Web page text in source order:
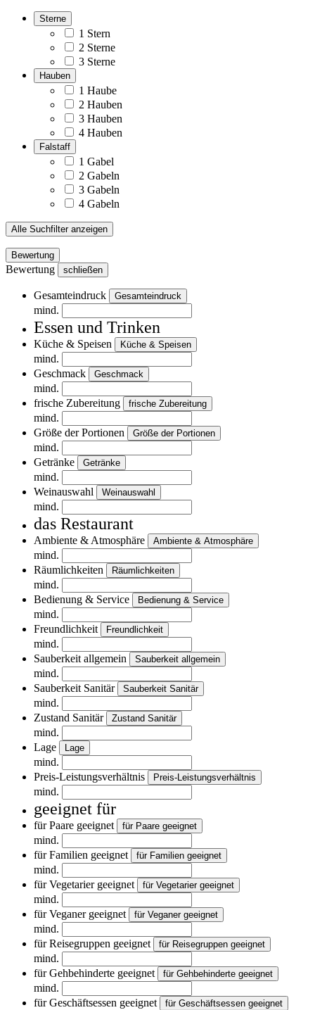
Sterne
1 Stern
2 Sterne
3 Sterne
Hauben
1 Haube
2 Hauben
3 Hauben
4 Hauben
Falstaff
1 Gabel
2 Gabeln
3 Gabeln
4 Gabeln
Alle Suchfilter anzeigen
Bewertung
Bewertung schließen
Gesamteindruck Gesamteindruck
mind.
Essen und Trinken
Küche & Speisen Küche & Speisen
mind.
Geschmack
Geschmack
mind.
frische Zubereitung
frische Zubereitung
mind.
Größe der Portionen
Größe der Portionen
mind.
Getränke
Getränke
mind.
Weinauswahl
Weinauswahl
mind.
das Restaurant
Ambiente & Atmosphäre Ambiente & Atmosphäre
mind.
Räumlichkeiten
Räumlichkeiten
mind.
Bedienung & Service
Bedienung & Service
mind.
Freundlichkeit
Freundlichkeit
mind.
Sauberkeit allgemein
Sauberkeit allgemein
mind.
Sauberkeit Sanitär
Sauberkeit Sanitär
mind.
Zustand Sanitär
Zustand Sanitär
mind.
Lage
Lage
mind.
Preis-Leistungsverhältnis
Preis-Leistungsverhältnis
mind.
geeignet für
für Paare geeignet für Paare geeignet
mind.
für Familien geeignet
für Familien geeignet
mind.
für Vegetarier geeignet
für Vegetarier geeignet
mind.
für Veganer geeignet
für Veganer geeignet
mind.
für Reisegruppen geeignet
für Reisegruppen geeignet
mind.
für Gehbehinderte geeignet
für Gehbehinderte geeignet
mind.
für Geschäftsessen geeignet
für Geschäftsessen geeignet